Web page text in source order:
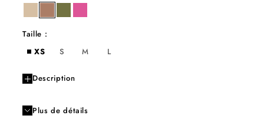
ble cacaokakikiss
Taille :
XS
S M L
Description
Plus de détails